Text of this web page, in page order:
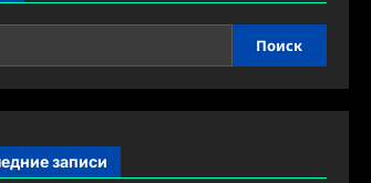
Поиск
записи